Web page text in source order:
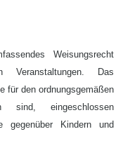
Weisungsrecht
Das
für den ordnungsgemäßen
sind, eingeschlossen
gegenüber Kindern und